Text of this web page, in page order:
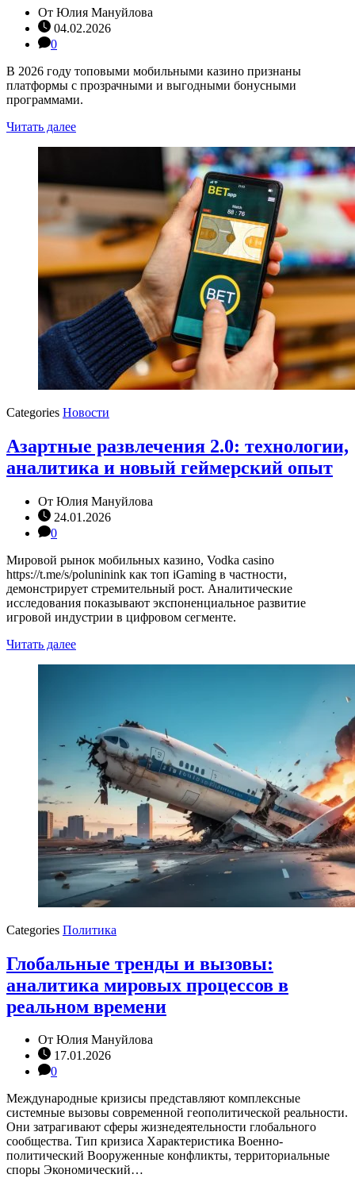
От Юлия Мануйлова
04.02.2026
0
В 2026 году топовыми мобильными казино признаны
платформы с прозрачными и выгодными бонусными
программами.
Читать далее
Categories Новости
Азартные развлечения 2.0: технологии,
аналитика и новый геймерский опыт
От Юлия Мануйлова
24.01.2026
0
Мировой рынок мобильных казино, Vodka casino
https://t.me/s/poluninink как топ iGaming в частности,
демонстрирует стремительный рост. Аналитические
исследования показывают экспоненциальное развитие
игровой индустрии в цифровом сегменте.
Читать далее
Categories Политика
Глобальные тренды и вызовы:
аналитика мировых процессов в
реальном времени
От Юлия Мануйлова
17.01.2026
0
Международные кризисы представляют комплексные
системные вызовы современной геополитической реальности.
Они затрагивают сферы жизнедеятельности глобального
сообщества. Тип кризиса Характеристика Военно-
политический Вооруженные конфликты, территориальные
споры Экономический…